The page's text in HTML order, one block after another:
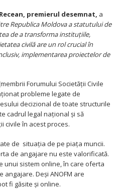
premierul desemnat, a
Republica Moldova a statutului de
de a transforma instituțiile,
civilă are un rol crucial în
implementarea proiectelor de
Forumului Societății Civile
probleme legate de
decizional de toate structurile
cadrul legal național și să
civile în acest proces.
de situația de pe piața muncii.
de angajare nu este valorificată.
unui sistem online, în care oferta
angajare. Deși ANOFM are
fi găsite și online.